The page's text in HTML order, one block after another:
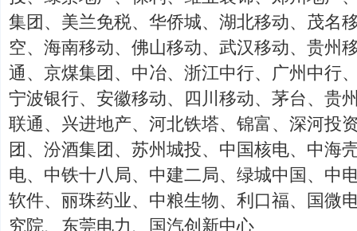
集团、美兰免税、华侨城、湖北移动、茂名
空、海南移动、佛山移动、武汉移动、贵州
通、京煤集团、中冶、浙江中行、广州中行
宁波银行、安徽移动、四川移动、茅台、贵
联通、兴进地产、河北铁塔、锦富、深河投
团、汾酒集团、苏州城投、中国核电、中海
电、中铁十八局、中建二局、绿城中国、中
软件、丽珠药业、中粮生物、利口福、国微
究院、东莞电力、国汽创新中心